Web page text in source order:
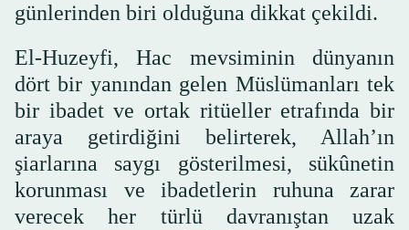
günlerinden biri olduğuna dikkat çekildi.
El-Huzeyfi, Hac mevsiminin dünyanın
dört bir yanından gelen Müslümanları tek
bir ibadet ve ortak ritüeller etrafında bir
araya getirdiğini belirterek, Allah’ın
şiarlarına saygı gösterilmesi, sükûnetin
korunması ve ibadetlerin ruhuna zarar
verecek her türlü davranıştan uzak